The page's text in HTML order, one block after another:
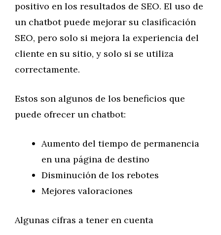
positivo en los resultados de SEO. El uso de
un chatbot puede mejorar su clasificación
SEO, pero solo si mejora la experiencia del
cliente en su sitio, y solo si se utiliza
correctamente.
Estos son algunos de los beneficios que
puede ofrecer un chatbot:
Aumento del tiempo de permanencia
en una página de destino
Disminución de los rebotes
Mejores valoraciones
Algunas cifras a tener en cuenta